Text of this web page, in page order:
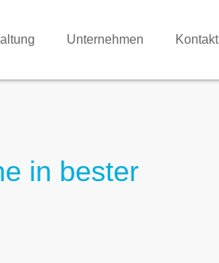
Unternehmen Kontakt
in bester